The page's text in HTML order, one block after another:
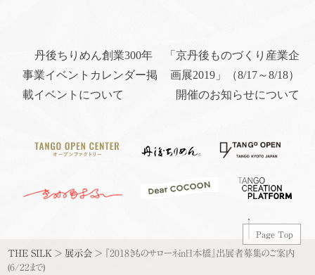
丹後ちりめん創業300年
事業イベントカレンダー掲
載イベントについて
「京丹後ものづくり産業企
画展2019」（8/17～8/18）
開催のお知らせについて
Page Top
THE SILK > 展示会 > 『2018きものサローネin日本橋』出展者募集のご案内
(6/22まで)